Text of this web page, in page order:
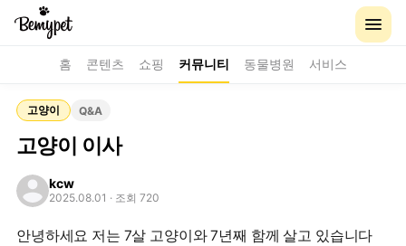
홈 콘텐츠 쇼핑 커뮤니티 동물병원 서비스
고양이 Q&A
고양이 이사
kcw
2025.08.01 · 조회 720
안녕하세요 저는 7살 고양이와 7년째 함께 살고 있습니다